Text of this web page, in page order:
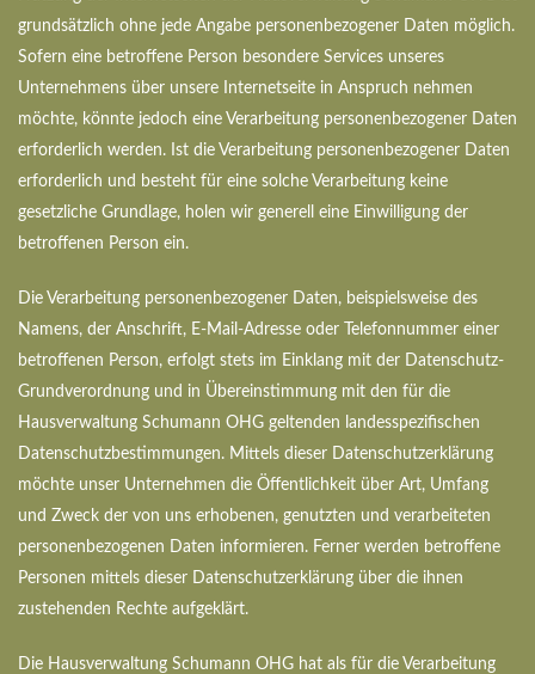
grundsätzlich ohne jede Angabe personenbezogener Daten möglich.
Sofern eine betroffene Person besondere Services unseres
Unternehmens über unsere Internetseite in Anspruch nehmen
möchte, könnte jedoch eine Verarbeitung personenbezogener Daten
erforderlich werden. Ist die Verarbeitung personenbezogener Daten
erforderlich und besteht für eine solche Verarbeitung keine
gesetzliche Grundlage, holen wir generell eine Einwilligung der
betroffenen Person ein.
Die Verarbeitung personenbezogener Daten, beispielsweise des
Namens, der Anschrift, E-Mail-Adresse oder Telefonnummer einer
betroffenen Person, erfolgt stets im Einklang mit der Datenschutz-
Grundverordnung und in Übereinstimmung mit den für die
Hausverwaltung Schumann OHG geltenden landesspezifischen
Datenschutzbestimmungen. Mittels dieser Datenschutzerklärung
möchte unser Unternehmen die Öffentlichkeit über Art, Umfang
und Zweck der von uns erhobenen, genutzten und verarbeiteten
personenbezogenen Daten informieren. Ferner werden betroffene
Personen mittels dieser Datenschutzerklärung über die ihnen
zustehenden Rechte aufgeklärt.
Die Hausverwaltung Schumann OHG hat als für die Verarbeitung